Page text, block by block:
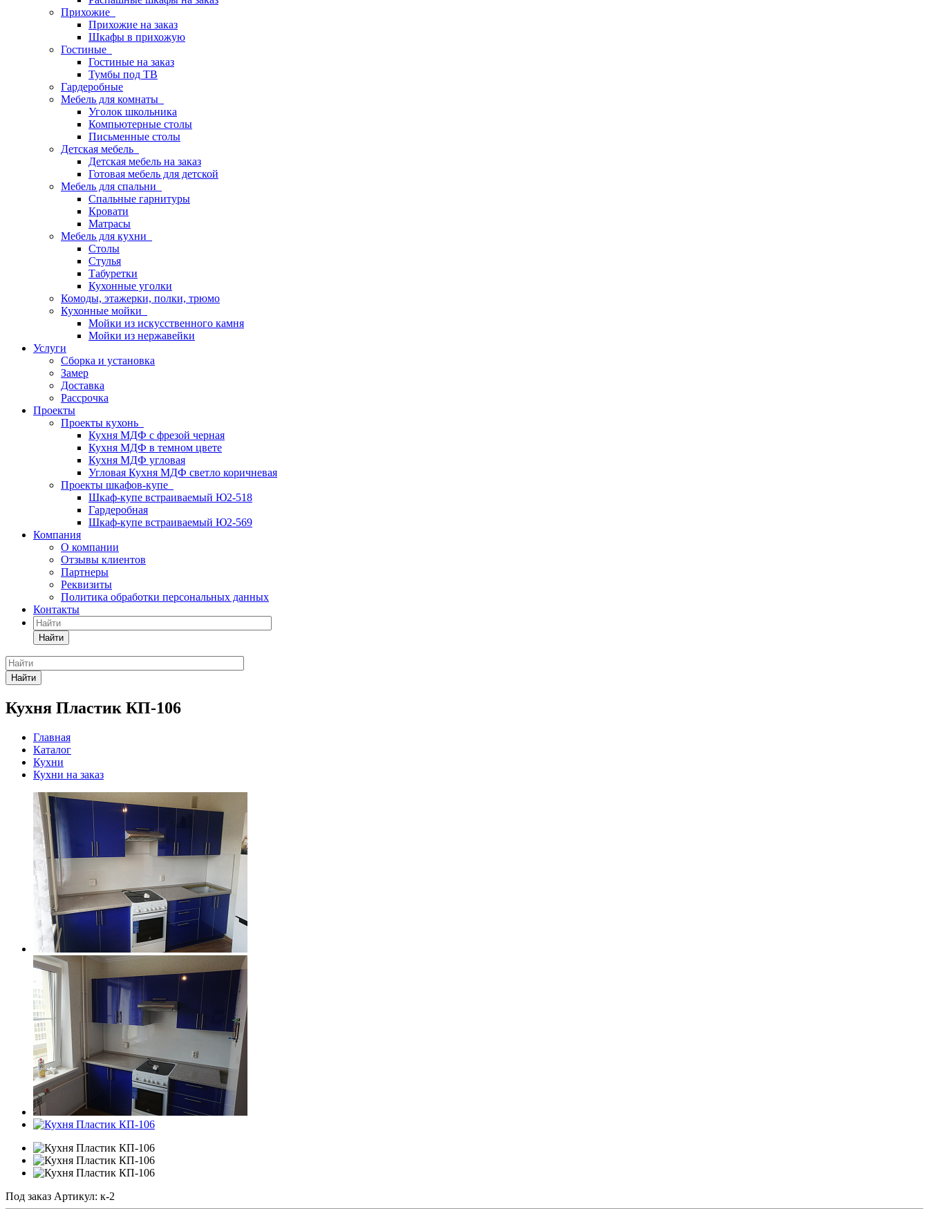
Прихожие
Прихожие на заказ
Шкафы в прихожую
Гостиные
Гостиные на заказ
Тумбы под ТВ
Гардеробные
Мебель для комнаты
Уголок школьника
Компьютерные столы
Письменные столы
Детская мебель
Детская мебель на заказ
Готовая мебель для детской
Мебель для спальни
Спальные гарнитуры
Кровати
Матрасы
Мебель для кухни
Столы
Стулья
Табуретки
Кухонные уголки
Комоды, этажерки, полки, трюмо
Кухонные мойки
Мойки из искусственного камня
Мойки из нержавейки
Услуги
Сборка и установка
Замер
Доставка
Рассрочка
Проекты
Проекты кухонь
Кухня МДФ с фрезой черная
Кухня МДФ в темном цвете
Кухня МДФ угловая
Угловая Кухня МДФ светло коричневая
Проекты шкафов-купе
Шкаф-купе встраиваемый Ю2-518
Гардеробная
Шкаф-купе встраиваемый Ю2-569
Компания
О компании
Отзывы клиентов
Партнеры
Реквизиты
Политика обработки персональных данных
Контакты
Найти
Найти
Кухня Пластик КП-106
Главная
Каталог
Кухни
Кухни на заказ
Под заказ Артикул: к-2